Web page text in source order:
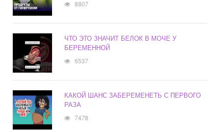
8807
ЧТО ЭТО ЗНАЧИТ БЕЛОК В МОЧЕ У
БЕРЕМЕННОЙ
6537
КАКОЙ ШАНС ЗАБЕРЕМЕНЕТЬ С ПЕРВОГО
РАЗА
7478